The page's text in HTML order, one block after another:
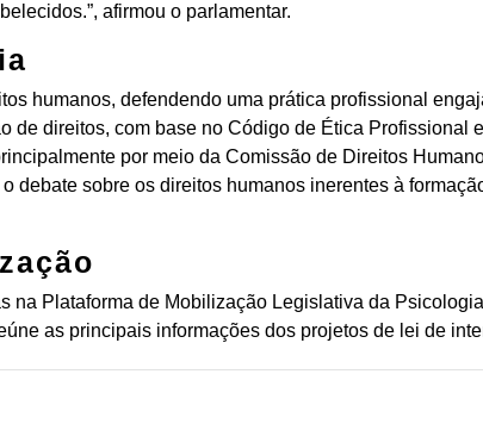
afirmou o parlamentar.
humanos, defendendo uma prática profissional
de direitos, com base no Código de Ética Profissional
por meio da Comissão de Direitos
debate sobre os direitos humanos inerentes à
na Plataforma de Mobilização Legislativa da
as principais informações dos projetos de lei de